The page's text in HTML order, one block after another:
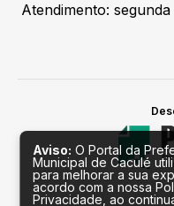
Atendimento:
Aviso: O Portal da
Municipal de Caculé
para melhorar a sua
acordo com a nossa
Privacidade, ao